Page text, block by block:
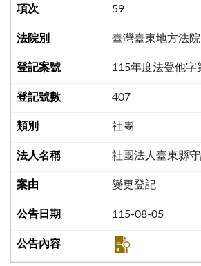
59
臺灣臺東地方法院
115年度法登他字
407
社團
社團法人臺東縣
變更登記
115-08-05